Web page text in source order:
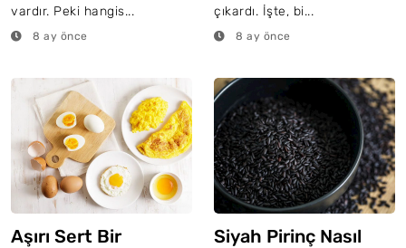
vardır. Peki hangis...
8 ay önce
çıkardı. İşte, bi...
8 ay önce
Aşırı Sert Bir
Siyah Pirinç Nasıl